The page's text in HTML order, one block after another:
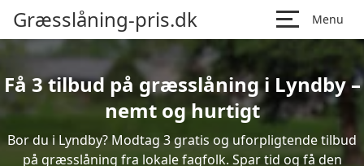
Græsslåning-pris.dk Menu
Få 3 tilbud på græsslåning i Lyndby –
nemt og hurtigt
Bor du i Lyndby? Modtag 3 gratis og uforpligtende tilbud
på græsslåning fra lokale fagfolk. Spar tid og få den